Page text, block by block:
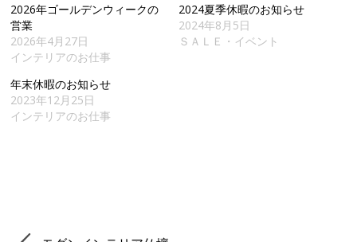
2026年ゴールデンウィークの
営業
2026年4月27日
インテリアのお仕事
2024夏季休暇のお知らせ
2024年8月5日
ＳＡＬＥ・イベント
年末休暇のお知らせ
2023年12月25日
インテリアのお仕事